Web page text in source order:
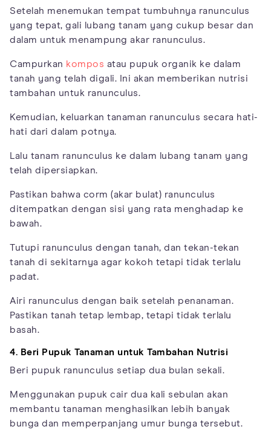
Setelah menemukan tempat tumbuhnya ranunculus
yang tepat, gali lubang tanam yang cukup besar dan
dalam untuk menampung akar ranunculus.
Campurkan kompos atau pupuk organik ke dalam
tanah yang telah digali. Ini akan memberikan nutrisi
tambahan untuk ranunculus.
Kemudian, keluarkan tanaman ranunculus secara hati-
hati dari dalam potnya.
Lalu tanam ranunculus ke dalam lubang tanam yang
telah dipersiapkan.
Pastikan bahwa corm (akar bulat) ranunculus
ditempatkan dengan sisi yang rata menghadap ke
bawah.
Tutupi ranunculus dengan tanah, dan tekan-tekan
tanah di sekitarnya agar kokoh tetapi tidak terlalu
padat.
Airi ranunculus dengan baik setelah penanaman.
Pastikan tanah tetap lembap, tetapi tidak terlalu
basah.
4. Beri Pupuk Tanaman untuk Tambahan Nutrisi
Beri pupuk ranunculus setiap dua bulan sekali.
Menggunakan pupuk cair dua kali sebulan akan
membantu tanaman menghasilkan lebih banyak
bunga dan memperpanjang umur bunga tersebut.